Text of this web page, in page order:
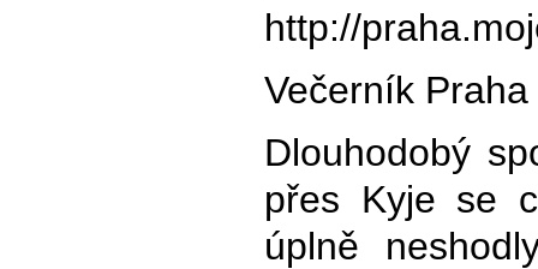
http://
Večerník
Dlouhodobý
přes Kyje se
úplně